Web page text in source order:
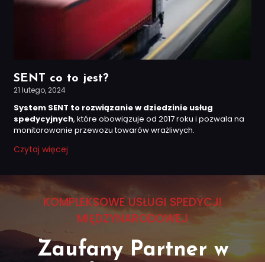
SENT co to jest?
21 lutego, 2024
System SENT to rozwiązanie w dziedzinie usług
spedycyjnych, które obowiązuje od 2017 roku i pozwala na
monitorowanie przewozu towarów wrażliwych.
Czytaj więcej
KOMPLEKSOWE USŁUGI SPEDYCJI
MIĘDZYNARODOWEJ
Zaufany Partner w